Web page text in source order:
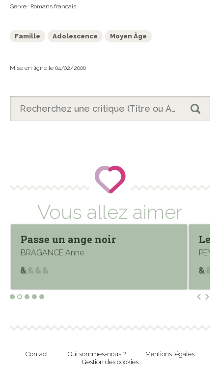
Genre : Romans français
Famille Adolescence Moyen Âge
Mise en ligne le 04/02/2006
Vous allez aimer
Passe un ange noir
BRAGANCE Anne
Les
Contact Qui sommes-nous ?
Mentions légales
Gestion des cookies